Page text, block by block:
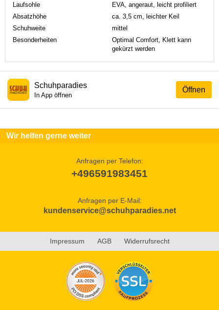
Laufsohle
EVA, angeraut, leicht profiliert
Absatzhöhe
ca. 3,5 cm, leichter Keil
Schuhweite
mittel
Besonderheiten
Optimal Comfort, Klett kann
gekürzt werden
Öffnen
Schuhparadies
In App öffnen
Wir helfen gerne weiter
Anfragen per Telefon:
+496591983451
Anfragen per E-Mail:
kundenservice@schuhparadies.net
Impressum AGB Widerrufsrecht